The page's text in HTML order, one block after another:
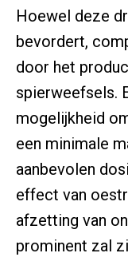
Hoewel deze
bevordert,
door het
spierweefsels.
mogelijkheid
een minimale
aanbevolen
effect van
afzetting van
prominent zal